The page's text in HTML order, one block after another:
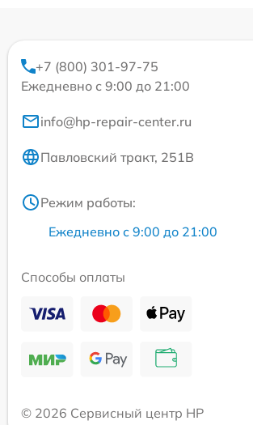
+7 (800) 301-97-75
Ежедневно с 9:00 до 21:00
info@hp-repair-center.ru
Павловский тракт, 251В
Режим работы:
Ежедневно с 9:00 до 21:00
Способы оплаты
© 2026 Сервисный центр HP